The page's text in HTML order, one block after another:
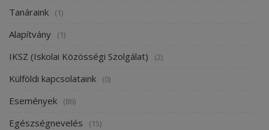
Tanáraink (1)
Alapítvány (1)
IKSZ (Iskolai Közösségi Szolgálat) (2)
Külföldi kapcsolataink (0)
Események (86)
Egészségnevelés (15)